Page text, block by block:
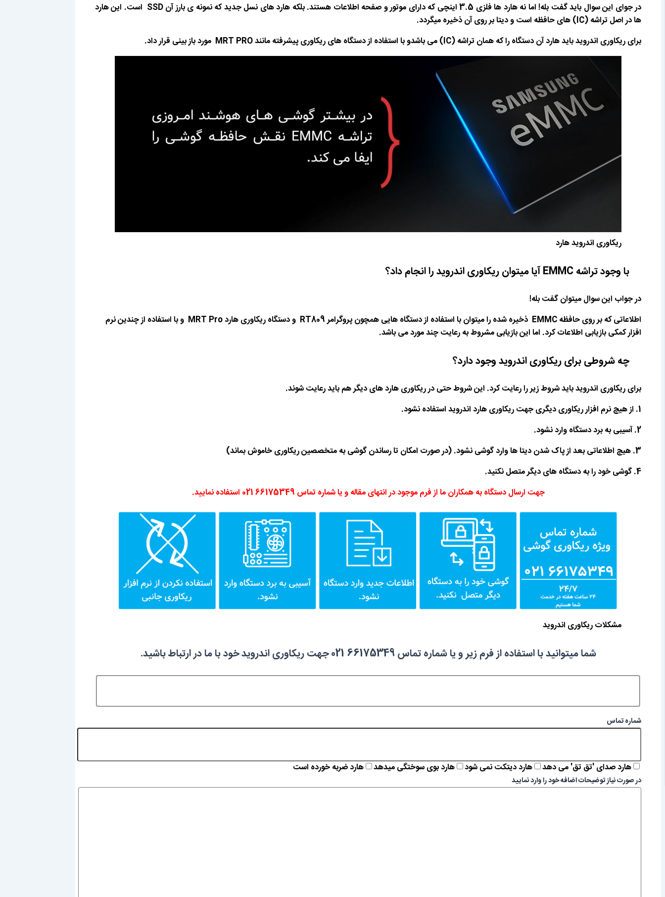
در جوای این سوال باید گفت بله! اما نه هارد ها فلزی 3.5 اینچی که دارای موتور و صفحه اطلاعات هستند. بلکه هارد های نسل جدید که نمونه ی بارز آن SSD است. این هارد
ها در اصل تراشه (IC) های حافظه است و دیتا بر روی آن ذخیره میگردد.
برای ریکاوری اندروید باید هارد آن دستگاه را که همان تراشه (IC) می باشدو با استفاده از دستگاه های ریکاوری پیشرفته مانند MRT PRO مورد باز بینی قرار داد.
ریکاوری اندروید هارد
با وجود تراشه EMMC آیا میتوان ریکاوری اندروید را انجام داد؟
در جواب این سوال میتوان گفت بله!
اطلاعاتی که بر روی حافظه EMMC ذخیره شده را میتوان با استفاده از دستگاه هایی همچون پروگرامر RT809 و دستگاه ریکاوری هارد MRT Pro و با استفاده از چندین نرم
افزار کمکی بازیابی اطلاعات کرد. اما این بازیابی مشروط به رعایت چند مورد می باشد.
چه شروطی برای ریکاوری اندروید وجود دارد؟
برای ریکاوری اندروید باید شروط زیر را رعایت کرد. این شروط حتی در ریکاوری هارد های دیگر هم باید رعایت شوند.
1. از هیچ نرم افزار ریکاوری دیگری جهت ریکاوری هارد اندروید استفاده نشود.
2. آسیبی به برد دستگاه وارد نشود.
3. هیچ اطلاعاتی بعد از پاک شدن دیتا ها وارد گوشی نشود. (در صورت امکان تا رساندن گوشی به متخصصین ریکاوری خاموش بماند)
4. گوشی خود را به دستگاه های دیگر متصل نکنید.
جهت ارسال دستگاه به همکاران ما از فرم موجود در انتهای مقاله و یا شماره تماس 66175349 021 استفاده نمایید.
مشکلات ریکاوری اندروید
شما میتوانید با استفاده از فرم زیر و یا شماره تماس 66175349 021 جهت ریکاوری اندروید خود با ما در ارتباط باشید.
شماره تماس
هارد صدای 'تق تق' می دهد هارد دیتکت نمی شود هارد بوی سوختگی میدهد هارد ضربه خورده است
در صورت نیاز توضیحات اضافه خود را وارد نمایید